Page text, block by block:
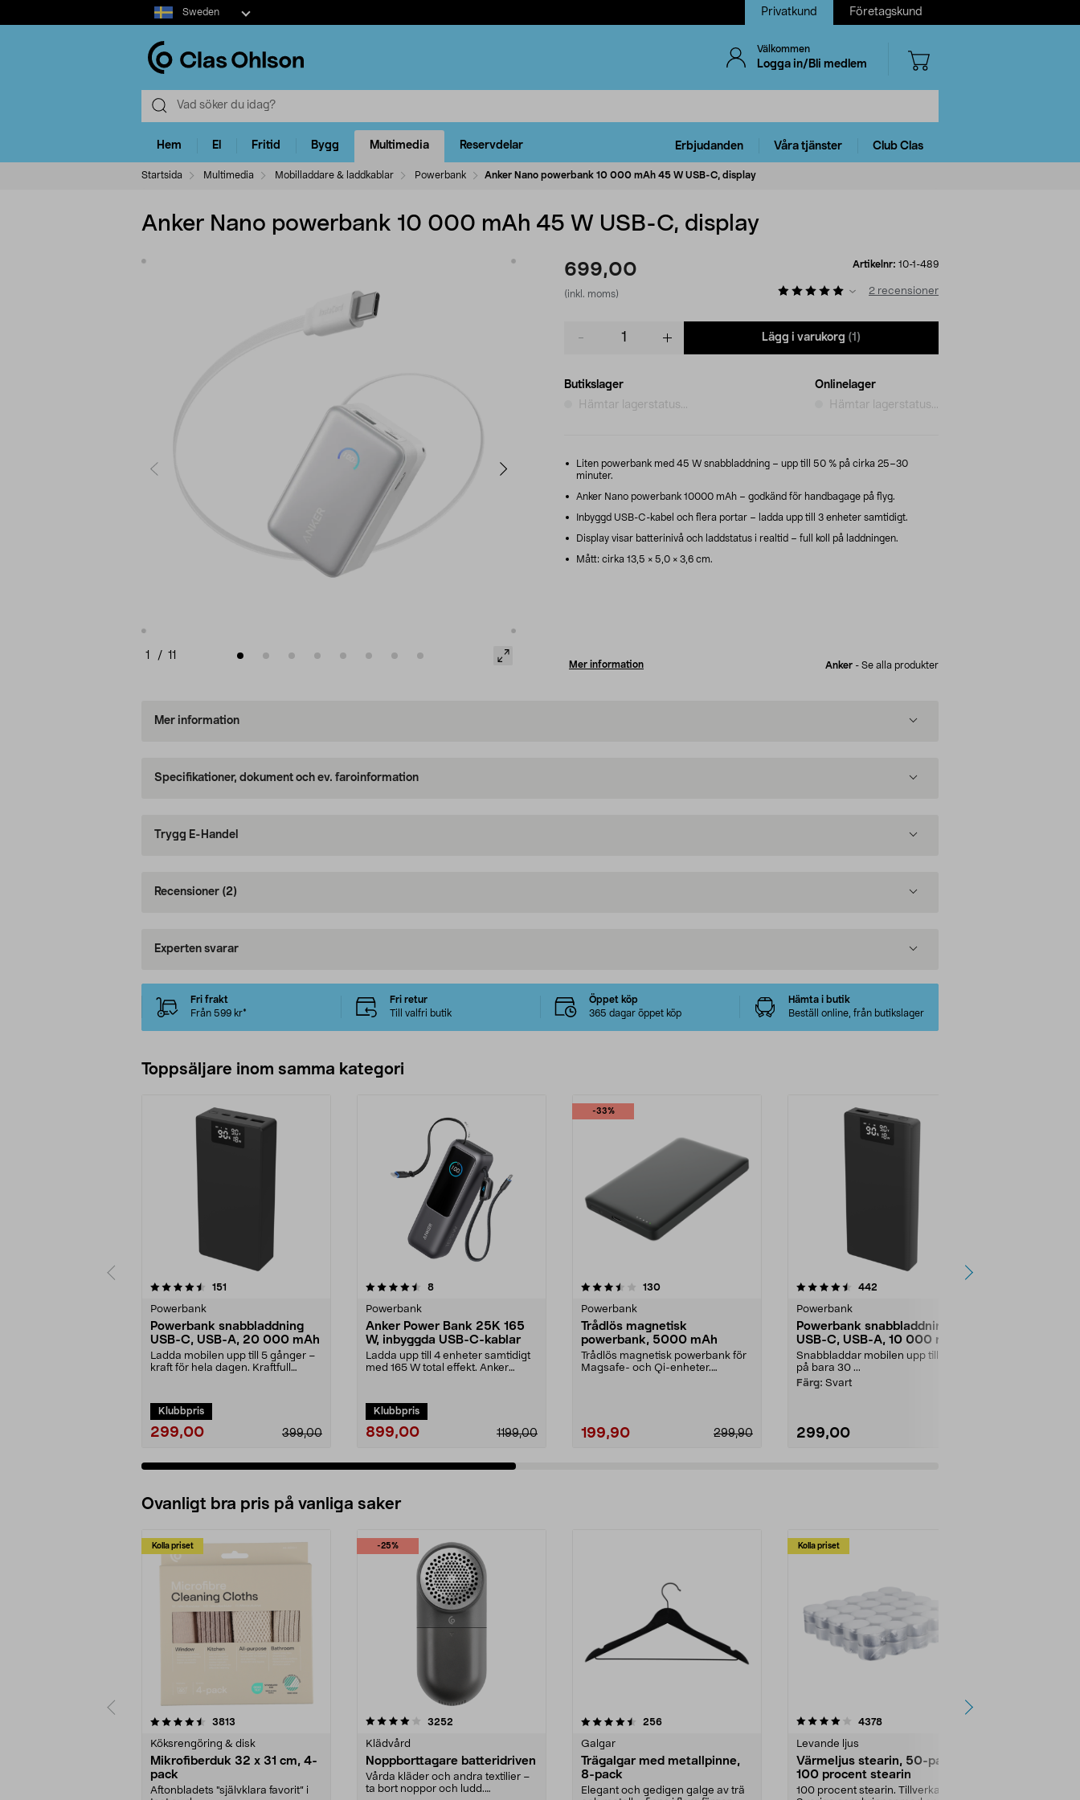
Select
market
Sweden Privatkund Företagskund
Välkommen
Logga in/Bli medlem
Hem El Fritid Bygg Multimedia Reservdelar Erbjudanden Våra tjänster Club Clas
Startsida Multimedia Mobilladdare & laddkablar Powerbank Anker Nano powerbank 10 000 mAh 45 W USB-C, display
Anker Nano powerbank 10 000 mAh 45 W USB-C, display
1 / 11
699,00
(inkl. moms)
Artikelnr: 10-1-489
2 recensioner
Lägg i varukorg (1)
Butikslager
Hämtar lagerstatus...
Onlinelager
Hämtar lagerstatus...
Liten powerbank med 45 W snabbladdning – upp till 50 % på cirka 25–30
minuter.
Anker Nano powerbank 10000 mAh – godkänd för handbagage på flyg.
Inbyggd USB-C-kabel och flera portar – ladda upp till 3 enheter samtidigt.
Display visar batterinivå och laddstatus i realtid – full koll på laddningen.
Mått: cirka 13,5 × 5,0 × 3,6 cm.
Mer information Anker - Se alla produkter
Mer information
Specifikationer, dokument och ev. faroinformation
Trygg E-Handel
Recensioner (2)
Experten svarar
Fri frakt
Från 599 kr*
Fri retur
Till valfri butik
Öppet köp
365 dagar öppet köp
Hämta i butik
Beställ online, från butikslager
Toppsäljare inom samma kategori
151
Powerbank
Powerbank snabbladdning
USB-C, USB-A, 20 000 mAh
Ladda mobilen upp till 5 gånger –
kraft för hela dagen. Kraftfull
Klubbpris
299,00 399,00
4.5 av 5 stjärnor 8recensioner
Powerbank
Anker Power Bank 25K 165
W, inbyggda USB-C-kablar
Ladda upp till 4 enheter samtidigt
med 165 W total effekt. Anker
Klubbpris
899,00 1199,00
-33%
3.5 av 5 stjärnor 130recensioner
Powerbank
Trådlös magnetisk
powerbank, 5000 mAh
Trådlös magnetisk powerbank för
Magsafe- och Qi-enheter.
199,90 299,90
4.5 av 5 stjärnor 442
Powerbank
Powerbank snabbladdning
USB-C, USB-A, 10 000 mAh
Snabbladdar mobilen upp till 50 %
på bara 30 ...
Färg: Svart
299,00
4.5 av 5 stjärnor
Ovanligt bra pris på vanliga saker
Kolla priset
3813
Köksrengöring & disk
Mikrofiberduk 32 x 31 cm, 4-
pack
Aftonbladets "självklara favorit” i
-25%
4.0av 5 stjärnor 3252
Klädvård
Noppborttagare batteridriven
Vårda kläder och andra textilier –
ta bort noppor och ludd.
4.5av 5 stjärnor 256recensioner
Galgar
Trägalgar med metallpinne,
8-pack
Elegant och gedigen galge av trä
Kolla priset
4.0av 5 stjärnor 4378recensioner
Levande ljus
Värmeljus stearin, 50-pack,
100 procent stearin
100 procent stearin. Tillverkade i
4.5av 5 stjärnor